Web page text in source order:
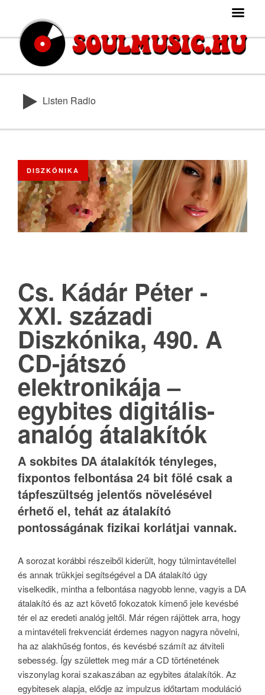
Listen Radio
DISZKÓNIKA
Cs. Kádár Péter -
XXI. századi
Diszkónika, 490. A
CD-játszó
elektronikája –
egybites digitális-
analóg átalakítók
A sokbites DA átalakítók tényleges,
fixpontos felbontása 24 bit fölé csak a
tápfeszültség jelentős növelésével
érhető el, tehát az átalakító
pontosságának fizikai korlátjai vannak.
A sorozat korábbi részeiből kiderült, hogy túlmintavétellel
és annak trükkjei segítségével a DA átalakító úgy
viselkedik, mintha a felbontása nagyobb lenne, vagyis a DA
átalakító és az azt követő fokozatok kimenő jele kevésbé
tér el az eredeti analóg jeltől. Már régen rájöttek arra, hogy
a mintavételi frekvenciát érdemes nagyon nagyra növelni,
ha az alakhűség fontos, és kevésbé számít az átviteli
sebesség. Így születtek meg már a CD történetének
viszonylag korai szakaszában az egybites átalakítók. Az
egybitesek alapja, elődje az impulzus időtartam moduláció